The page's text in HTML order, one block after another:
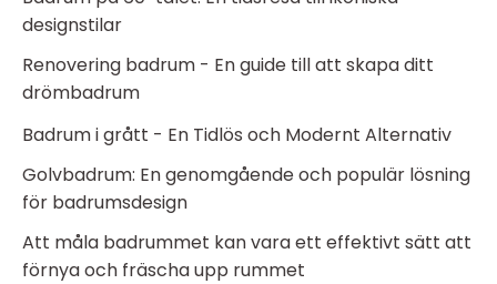
designstilar
Renovering badrum - En guide till att skapa ditt
drömbadrum
Badrum i grått - En Tidlös och Modernt Alternativ
Golvbadrum: En genomgående och populär lösning
för badrumsdesign
Att måla badrummet kan vara ett effektivt sätt att
förnya och fräscha upp rummet